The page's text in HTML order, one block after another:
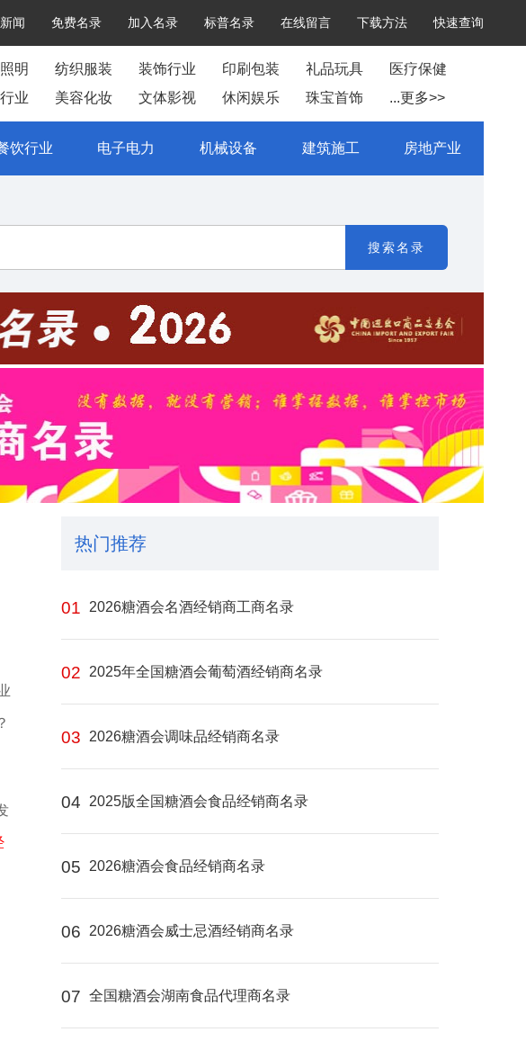
闻 免费名录 加入名录 标普名录 在线留言 下载方法 快速查询
明 纺织服装 装饰行业 印刷包装 礼品玩具
医疗保健
业 美容化妆 文体影视 休闲娱乐 珠宝首饰 ...更多>>
饮行业 电子电力 机械设备 建筑施工 房地产业
搜索名录
热门推荐
01 2026糖酒会名酒经销商工商名录
02 2025年全国糖酒会葡萄酒经销商名录
03 2026糖酒会调味品经销商名录
04 2025版全国糖酒会食品经销商名录
05 2026糖酒会食品经销商名录
06 2026糖酒会威士忌酒经销商名录
07 全国糖酒会湖南食品代理商名录